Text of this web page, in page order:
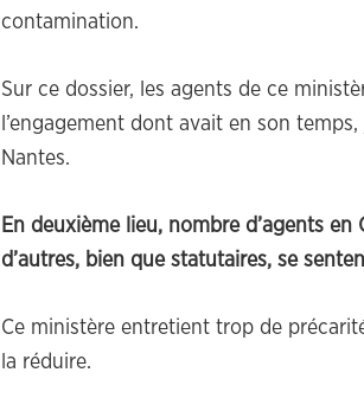
contamination.
Sur ce dossier, les agents de ce
l’engagement dont avait en son
Nantes.
En deuxième lieu, nombre d’agents
d’autres, bien que statutaires, se
Ce ministère entretient trop de
la réduire.